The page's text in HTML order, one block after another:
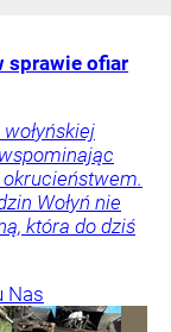
sprawie ofiar
Wołyń nie
która do dziś
Nas